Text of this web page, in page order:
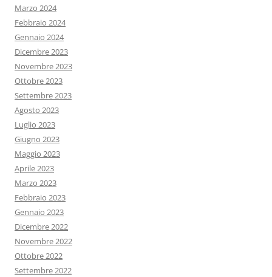
Marzo 2024
Febbraio 2024
Gennaio 2024
Dicembre 2023
Novembre 2023
Ottobre 2023
Settembre 2023
Agosto 2023
Luglio 2023
Giugno 2023
Maggio 2023
Aprile 2023
Marzo 2023
Febbraio 2023
Gennaio 2023
Dicembre 2022
Novembre 2022
Ottobre 2022
Settembre 2022